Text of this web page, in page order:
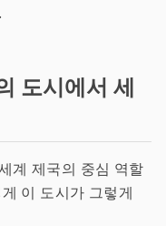
도시에서 세
계 제국의 중심 역할
이 도시가 그렇게